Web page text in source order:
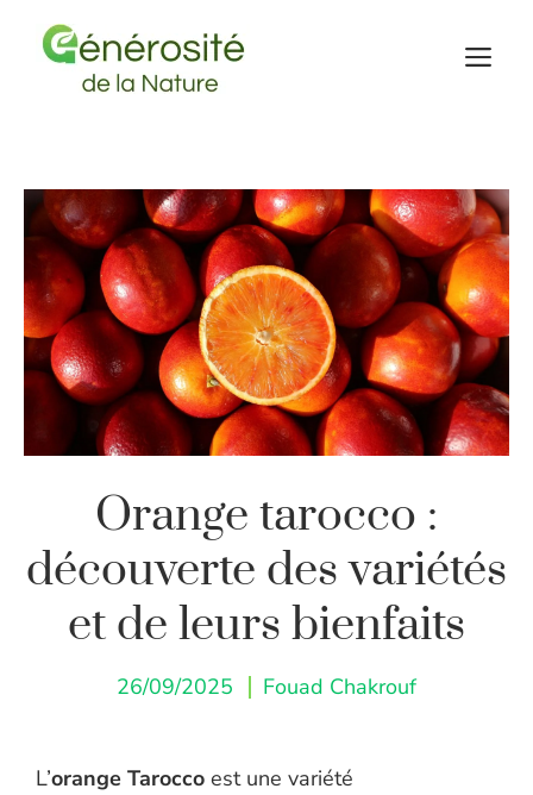
Orange tarocco :
découverte des variétés
et de leurs bienfaits
26/09/2025 Fouad Chakrouf
L’orange Tarocco est une variété